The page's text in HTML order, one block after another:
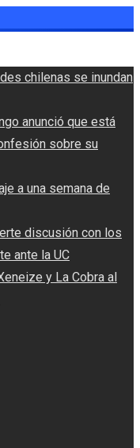
chilenas se inundan
anunció que está
sobre su
a una semana de
discusión con los
ante la UC
y La Cobra al